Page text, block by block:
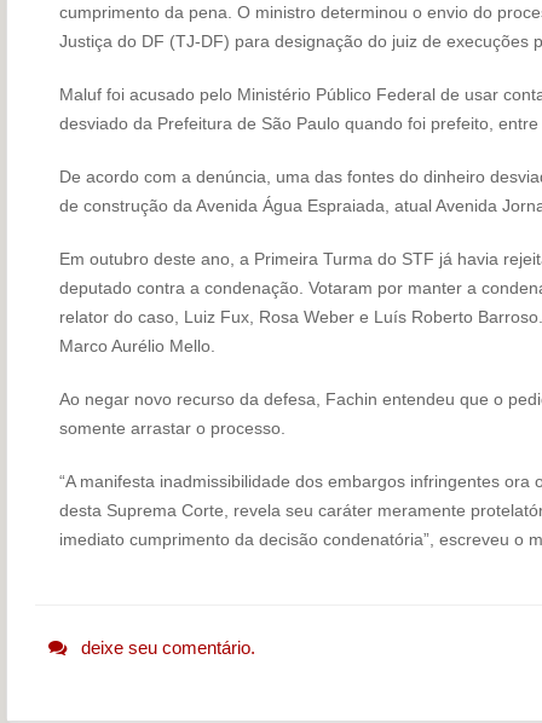
cumprimento da pena. O ministro determinou o envio do
Justiça do DF (TJ-DF) para designação do juiz de execuções
Maluf foi acusado pelo Ministério Público Federal de usar
desviado da Prefeitura de São Paulo quando foi prefeito,
De acordo com a denúncia, uma das fontes do dinheiro
de construção da Avenida Água Espraiada, atual Avenida
Em outubro deste ano, a Primeira Turma do STF já havia
deputado contra a condenação. Votaram por manter a
relator do caso, Luiz Fux, Rosa Weber e Luís Roberto
Marco Aurélio Mello.
Ao negar novo recurso da defesa, Fachin entendeu que o
somente arrastar o processo.
“A manifesta inadmissibilidade dos embargos infringentes ora
desta Suprema Corte, revela seu caráter meramente
imediato cumprimento da decisão condenatória”, escreveu o
deixe seu comentário.